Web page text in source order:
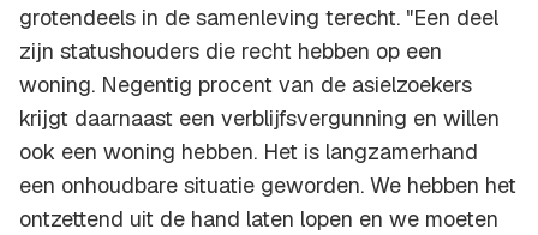
grotendeels in de samenleving terecht. "Een deel
zijn statushouders die recht hebben op een
woning. Negentig procent van de asielzoekers
krijgt daarnaast een verblijfsvergunning en willen
ook een woning hebben. Het is langzamerhand
een onhoudbare situatie geworden. We hebben het
ontzettend uit de hand laten lopen en we moeten